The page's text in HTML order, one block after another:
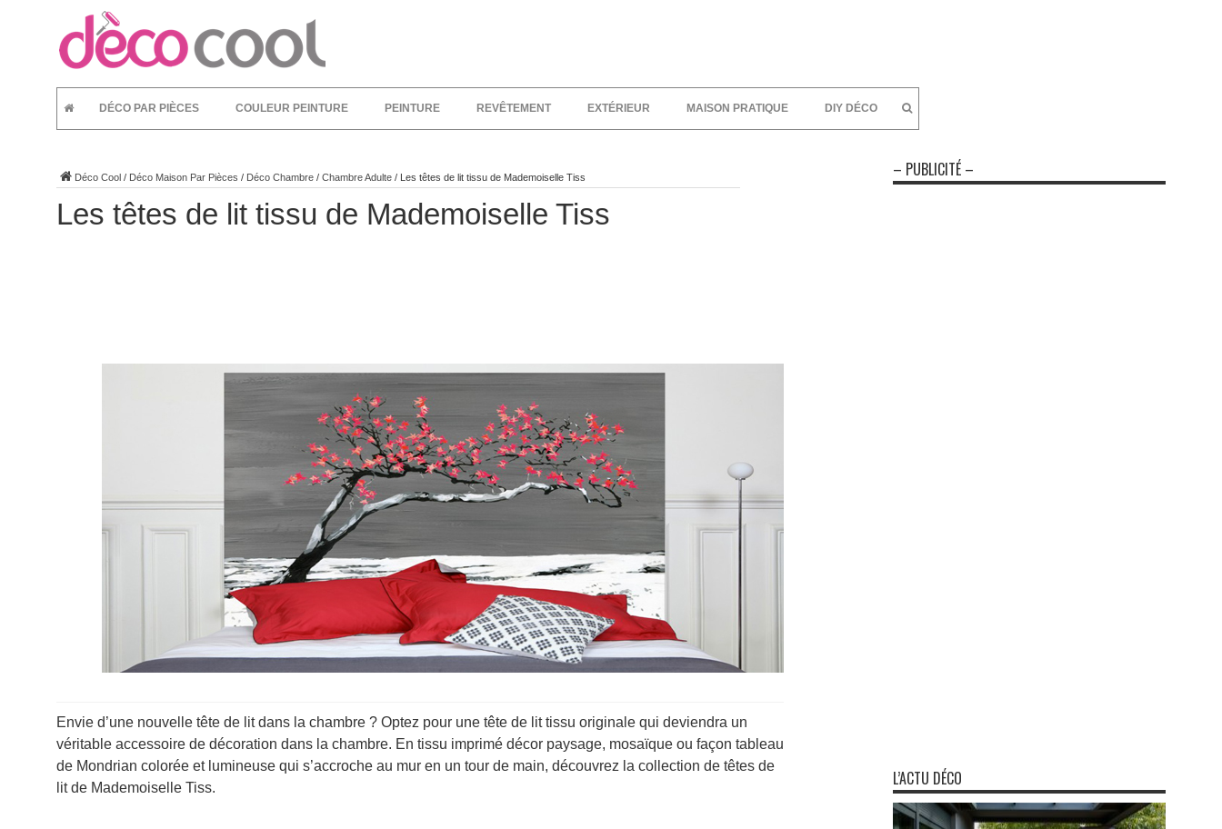
DÉCO PAR PIÈCES COULEUR PEINTURE PEINTURE REVÊTEMENT EXTÉRIEUR MAISON PRATIQUE DIY DÉCO
Déco Cool / Déco Maison Par Pièces / Déco Chambre / Chambre Adulte / Les têtes de lit tissu de Mademoiselle Tiss
Les têtes de lit tissu de Mademoiselle Tiss
Envie d’une nouvelle tête de lit dans la chambre ? Optez pour une tête de lit tissu originale qui deviendra un
véritable accessoire de décoration dans la chambre. En tissu imprimé décor paysage, mosaïque ou façon tableau
de Mondrian colorée et lumineuse qui s’accroche au mur en un tour de main, découvrez la collection de têtes de
lit de Mademoiselle Tiss.
– PUBLICITÉ –
L’ACTU DÉCO